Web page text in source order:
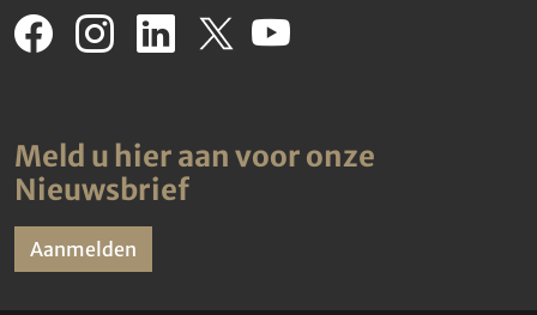
Meld u hier aan voor onze
Nieuwsbrief
Aanmelden